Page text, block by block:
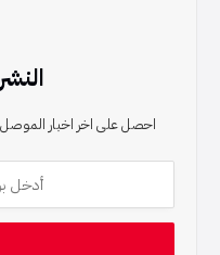
احصل على اخر اخبار الموصل